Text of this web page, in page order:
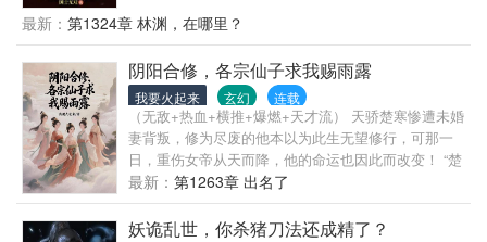
狱，血雾中腾起冷笑："你的血，该滋养我的道了。"
绑定在一起。
最新： 第1324章 林渊，在哪里？
阴阳合修，各宗仙子求我赐雨露
我要火起来 玄幻 连载
（无敌+热血+横推+爆燃+天才流） 天骄楚寒惨遭未婚
妻背叛，修为尽废的他本以为此生无望修行，可那一
日，重伤女帝从天而降，他的命运也因此而改变！ “楚
寒，你身怀混沌道体，今日，你我传你阴阳太玄合道
真经！你可觉醒道体，我亦可恢复伤势！” 洛霓裳倾国
倾城，犹如天降谪仙，一步步朝楚寒走来……
最新： 第1263章 出名了
妖诡乱世，你杀猪刀法还成精了？